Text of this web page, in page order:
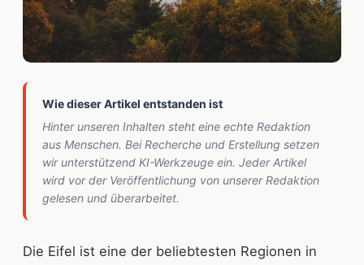
Wie dieser Artikel entstanden ist
Hinter unseren Inhalten steht eine echte Redaktion
aus Menschen. Bei Recherche und Erstellung setzen
wir unterstützend KI-Werkzeuge ein. Jeder Artikel
wird vor der Veröffentlichung von unserer Redaktion
gelesen und überarbeitet.
Die Eifel ist eine der beliebtesten Regionen in